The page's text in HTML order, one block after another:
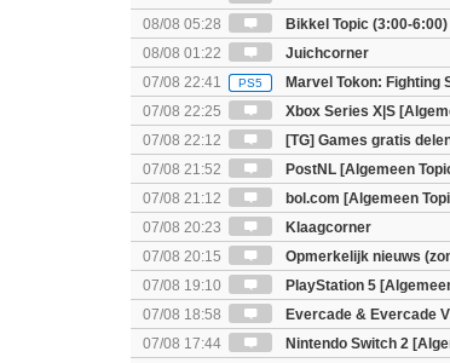
08/08 05:28
Bikkel Topic (3:00-6:00)
08/08 01:22
Juichcorner
07/08 22:41
PS5
Marvel Tokon: Fighting
07/08 22:25
Xbox Series X|S
07/08 22:12
[TG] Games gratis
elkaar.
07/08 21:52
PostNL [Algemeen
07/08 21:12
bol.com [Algemeen
07/08 20:23
Klaagcorner
07/08 20:15
Opmerkelijk nieuws
politiek/religie)
07/08 19:10
PlayStation 5
07/08 18:58
Evercade & Evercade
[Algemeen Topic]
07/08 17:44
Nintendo Switch 2